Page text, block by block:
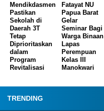
Mendikdasmen
Pastikan
Sekolah di
Daerah 3T
Tetap
Diprioritaskan
dalam
Program
Revitalisasi
Fatayat NU
Papua Barat
Gelar
Seminar Bagi
Warga Binaan
Lapas
Perempuan
Kelas III
Manokwari
TRENDING